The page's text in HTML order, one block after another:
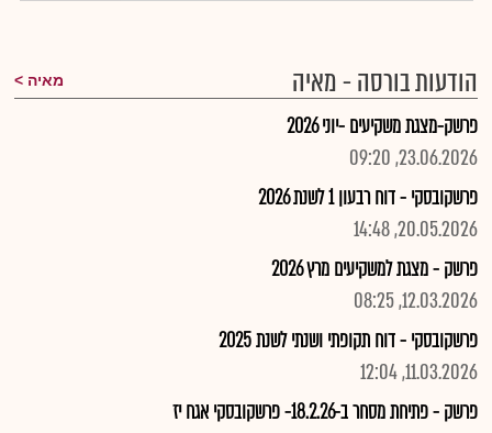
הודעות בורסה - מאיה מאיה
פרשק-מצגת משקיעים -יוני 2026
23.06.2026, 09:20
פרשקובסקי - דוח רבעון 1 לשנת 2026
20.05.2026, 14:48
פרשק - מצגת למשקיעים מרץ 2026
12.03.2026, 08:25
פרשקובסקי - דוח תקופתי ושנתי לשנת 2025
11.03.2026, 12:04
פרשק - פתיחת מסחר ב-18.2.26- פרשקובסקי אגח יז